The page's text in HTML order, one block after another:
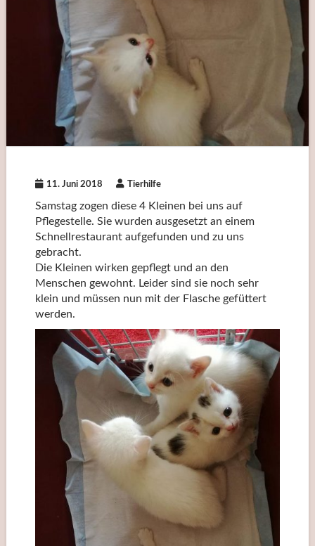
11. Juni 2018 Tierhilfe
Samstag zogen diese 4 Kleinen bei uns auf
Pflegestelle. Sie wurden ausgesetzt an einem
Schnellrestaurant aufgefunden und zu uns
gebracht.
Die Kleinen wirken gepflegt und an den
Menschen gewohnt. Leider sind sie noch sehr
klein und müssen nun mit der Flasche gefüttert
werden.